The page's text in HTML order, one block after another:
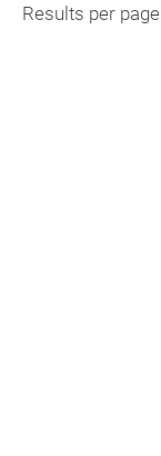
Results per page